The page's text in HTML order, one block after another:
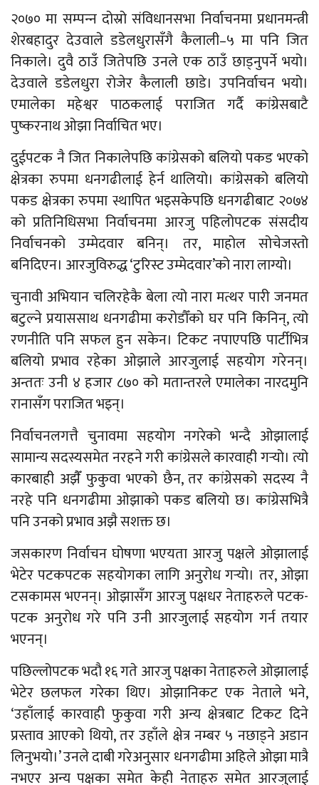
२०७० मा सम्पन्‍न दोस्रो संविधानसभा निर्वाचनमा प्रधानमन्त्री
शेरबहादुर देउवाले डडेलधुरासँगै कैलाली–५ मा पनि जित
निकाले। दुवै ठाउँ जितेपछि उनले एक ठाउँ छाड्नुपर्ने भयो।
देउवाले डडेलधुरा रोजेर कैलाली छाडे। उपनिर्वाचन भयो।
एमालेका महेश्वर पाठकलाई पराजित गर्दै कांग्रेसबाटै
पुष्करनाथ ओझा निर्वाचित भए।
दुईपटक नै जित निकालेपछि कांग्रेसको बलियो पकड भएको
क्षेत्रका रुपमा धनगढीलाई हेर्न थालियो। कांग्रेसको बलियो
पकड क्षेत्रका रुपमा स्थापित भइसकेपछि धनगढीबाट २०७४
को प्रतिनिधिसभा निर्वाचनमा आरजु पहिलोपटक संसदीय
निर्वाचनको उम्मेदवार बनिन्। तर, माहोल सोचेजस्तो
बनिदिएन। आरजुविरुद्ध ‘टुरिस्ट उम्मेदवार’को नारा लाग्यो।
चुनावी अभियान चलिरहेकै बेला त्यो नारा मत्थर पारी जनमत
बटुल्ने प्रयाससाथ धनगढीमा करोडौँको घर पनि किनिन्, त्यो
रणनीति पनि सफल हुन सकेन। टिकट नपाएपछि पार्टीभित्र
बलियो प्रभाव रहेका ओझाले आरजुलाई सहयोग गरेनन्।
अन्ततः उनी ४ हजार ८७० को मतान्तरले एमालेका नारदमुनि
रानासँग पराजित भइन्।
निर्वाचनलगत्तै चुनावमा सहयोग नगरेको भन्दै ओझालाई
सामान्य सदस्यसमेत नरहने गरी कांग्रेसले कारवाही गर्‍यो। त्यो
कारबाही अझैँ फुकुवा भएको छैन, तर कांग्रेसको सदस्य नै
नरहे पनि धनगढीमा ओझाको पकड बलियो छ। कांग्रेसभित्रै
पनि उनको प्रभाव अझै सशक्त छ।
जसकारण निर्वाचन घोषणा भएयता आरजु पक्षले ओझालाई
भेटेर पटकपटक सहयोगका लागि अनुरोध गर्‍यो। तर, ओझा
टसकामस भएनन्। ओझासँग आरजु पक्षधर नेताहरुले पटक-
पटक अनुरोध गरे पनि उनी आरजुलाई सहयोग गर्न तयार
भएनन्।
पछिल्लोपटक भदौ १६ गते आरजु पक्षका नेताहरुले ओझालाई
भेटेर छलफल गरेका थिए। ओझानिकट एक नेताले भने,
‘उहाँलाई कारवाही फुकुवा गरी अन्य क्षेत्रबाट टिकट दिने
प्रस्ताव आएको थियो, तर उहाँले क्षेत्र नम्बर ५ नछाड्ने अडान
लिनुभयो।’ उनले दाबी गरेअनुसार धनगढीमा अहिले ओझा मात्रै
नभएर अन्य पक्षका समेत केही नेताहरु समेत आरजुलाई